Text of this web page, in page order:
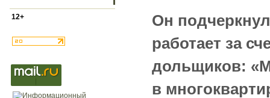
12+
Он
работает за
дольщиков:
в